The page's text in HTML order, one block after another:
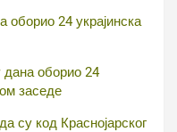
24 украјинска
оборио 24
заседе
су код Краснојарског